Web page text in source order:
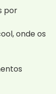
por
onde os